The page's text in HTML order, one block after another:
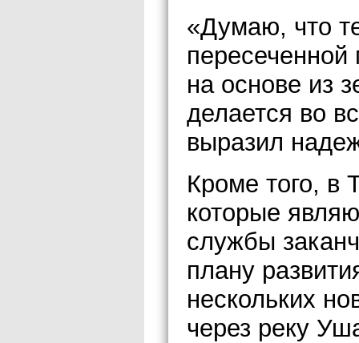
«Думаю, что
пересеченной
на основе из
делается во
выразил
Кроме того, в
которые
службы
плану
нескольких
через реку